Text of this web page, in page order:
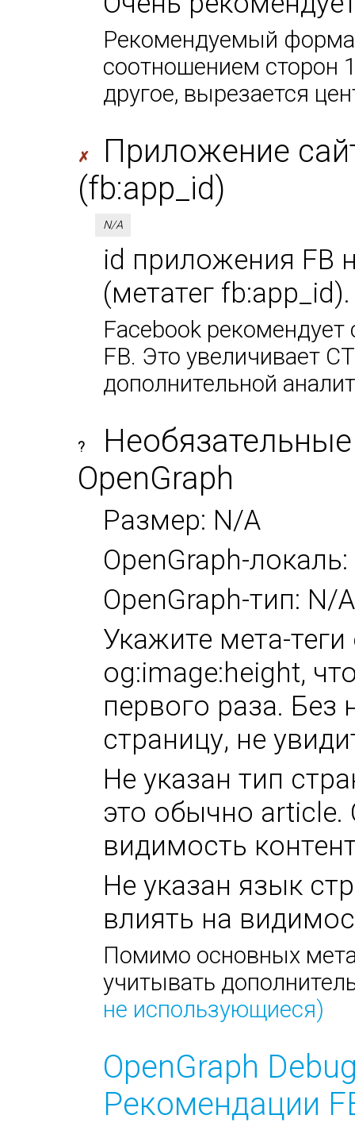
Рекомендуемый
соотношением сторон
другое, вырезается
✗
Приложение
(fb:app_id)
N/A
id приложения FB
(метатег
Facebook
FB. Это увеличивает
дополнительной
?
OpenGraph
Размер: N/A
OpenGraph-
OpenGraph-тип: N/A
Укажите мета-
og:image:height,
первого раза. Без
страницу, не
Не указан тип
это обычно
видимость
Не указан язык
влиять на
Помимо основных
учитывать
не использующиеся)
OpenGraph
Рекомендации